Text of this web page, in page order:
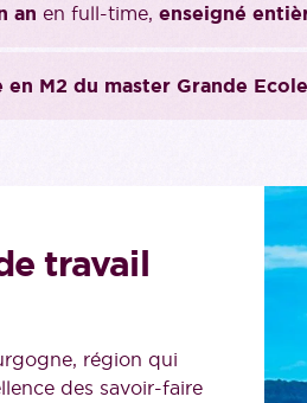
an en full-time, enseigné
M2 du master Grande Ecole
travail
région qui
des savoir-faire